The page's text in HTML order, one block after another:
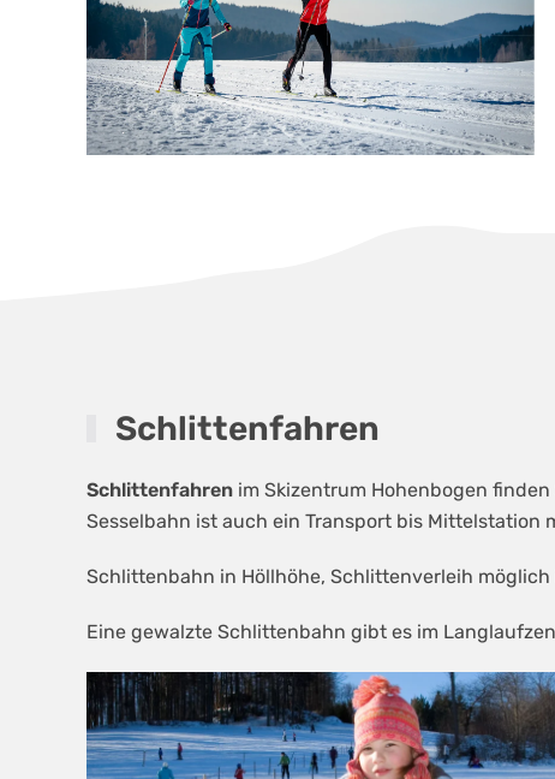
Schlittenfahren
Schlittenfahren im Skizentrum Hohenbogen
Sesselbahn ist auch ein Transport bis Mittelstation
Schlittenbahn in Höllhöhe, Schlittenverleih möglich
Eine gewalzte Schlittenbahn gibt es im